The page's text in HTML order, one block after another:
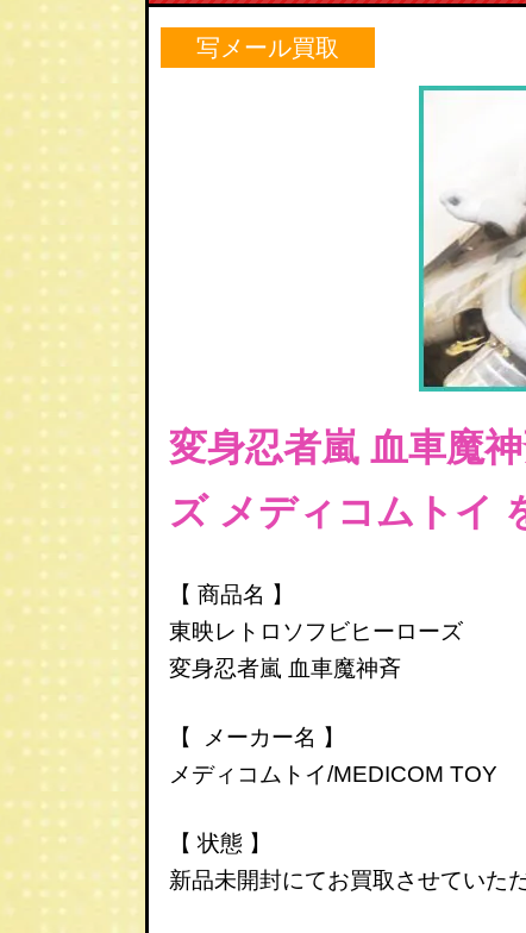
写メール買取
変身忍者嵐 血車魔
ズ メディコムトイ
【 商品名 】
東映レトロソフビヒーローズ
変身忍者嵐 血車魔神斉
【 メーカー名 】
メディコムトイ/MEDICOM TOY
【 状態 】
新品未開封にてお買取させていた